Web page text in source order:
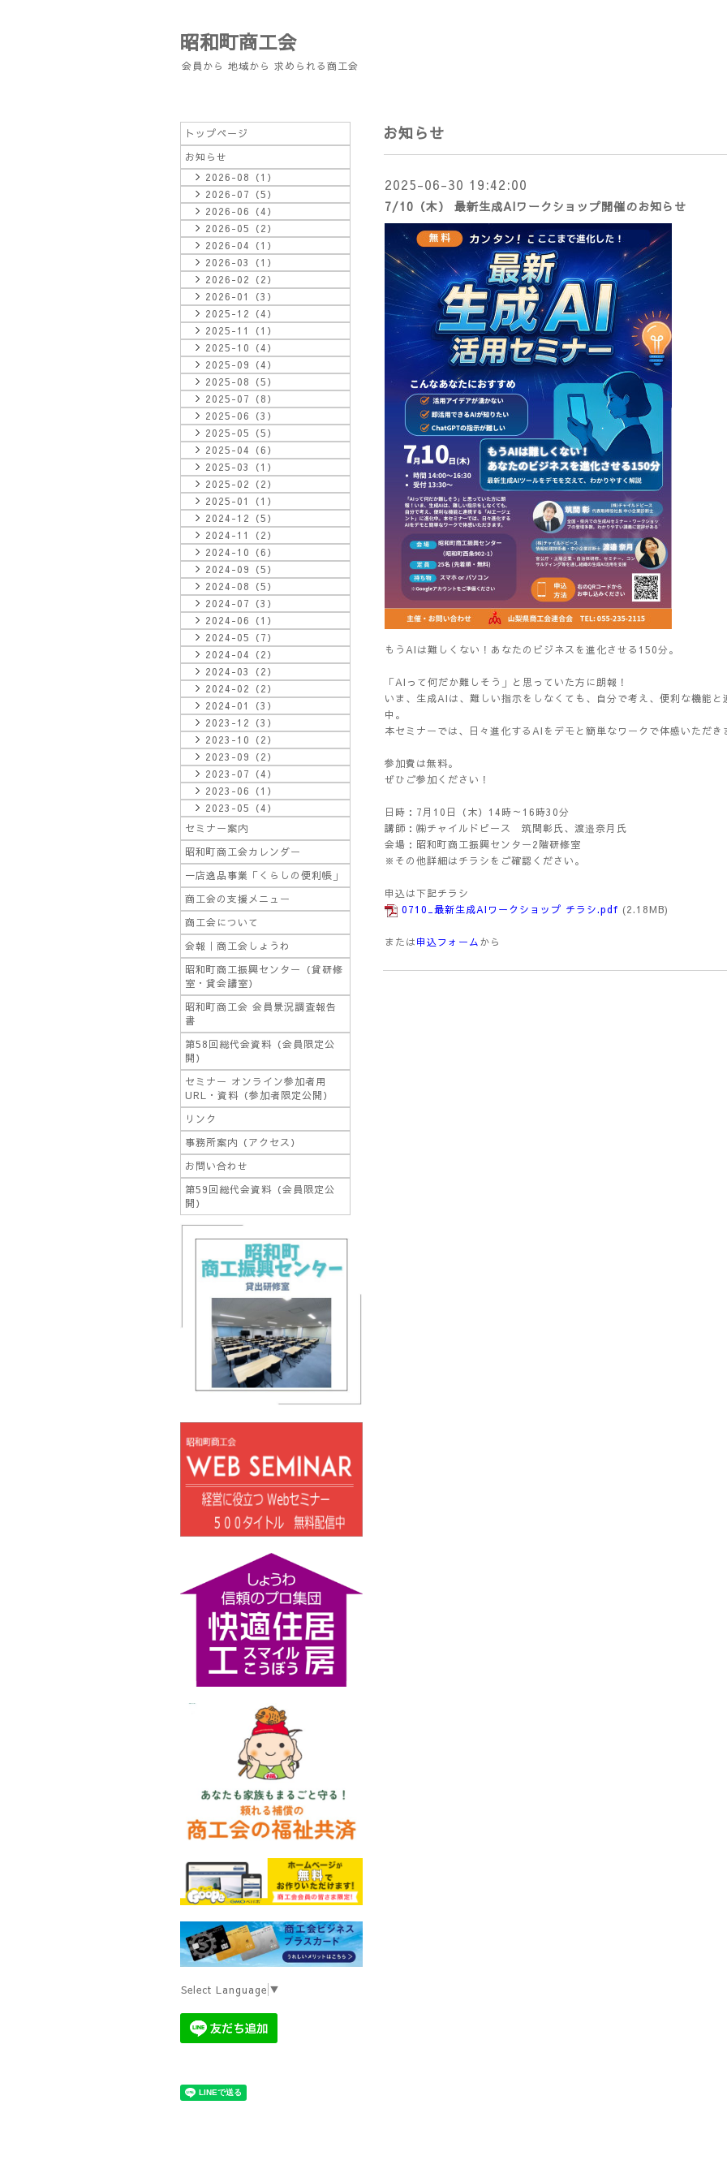
昭和町商工会
会員から 地域から 求められる商工会
お知らせ
2025-06-30 19:42:00
7/10（木） 最新生成AIワークショップ開催のお知らせ
もうAIは難しくない！あなたのビジネスを進化させる150分。
「AIって何だか難しそう」と思っていた方に朗報！
いま、生成AIは、難しい指示をしなくても、自分で考え、便利な機能
中。
本セミナーでは、日々進化するAIをデモと簡単なワークで体感いただき
参加費は無料。
ぜひご参加ください！
日時：7月10日（木）14時～16時30分
講師：㈱チャイルドピース 筑間彰氏、渡邉奈月氏
会場：昭和町商工振興センター2階研修室
※その他詳細はチラシをご確認ください。
申込は下記チラシ
0710_最新生成AIワークショップ チラシ.pdf (2.18MB)
または申込フォームから
トップページ
お知らせ
2026-08（1）
2026-07（5）
2026-06（4）
2026-05（2）
2026-04（1）
2026-03（1）
2026-02（2）
2026-01（3）
2025-12（4）
2025-11（1）
2025-10（4）
2025-09（4）
2025-08（5）
2025-07（8）
2025-06（3）
2025-05（5）
2025-04（6）
2025-03（1）
2025-02（2）
2025-01（1）
2024-12（5）
2024-11（2）
2024-10（6）
2024-09（5）
2024-08（5）
2024-07（3）
2024-06（1）
2024-05（7）
2024-04（2）
2024-03（2）
2024-02（2）
2024-01（3）
2023-12（3）
2023-10（2）
2023-09（2）
2023-07（4）
2023-06（1）
2023-05（4）
セミナー案内
昭和町商工会カレンダー
一店逸品事業「くらしの便利帳」
商工会の支援メニュー
商工会について
会報｜商工会しょうわ
昭和町商工振興センター（貸研修
室・貸会議室）
昭和町商工会 会員景況調査報告
書
第58回総代会資料（会員限定公
開）
セミナー オンライン参加者用
URL・資料（参加者限定公開）
リンク
事務所案内（アクセス）
お問い合わせ
第59回総代会資料（会員限定公
開）
Select Language ▼